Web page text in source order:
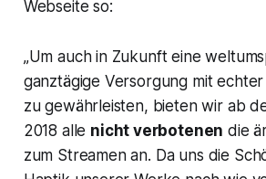
Webseite so:
„Um auch in Zukunft eine
ganztägige Versorgung mit
zu gewährleisten, bieten wir ab
2018 alle nicht verbotenen die
zum Streamen an. Da uns die